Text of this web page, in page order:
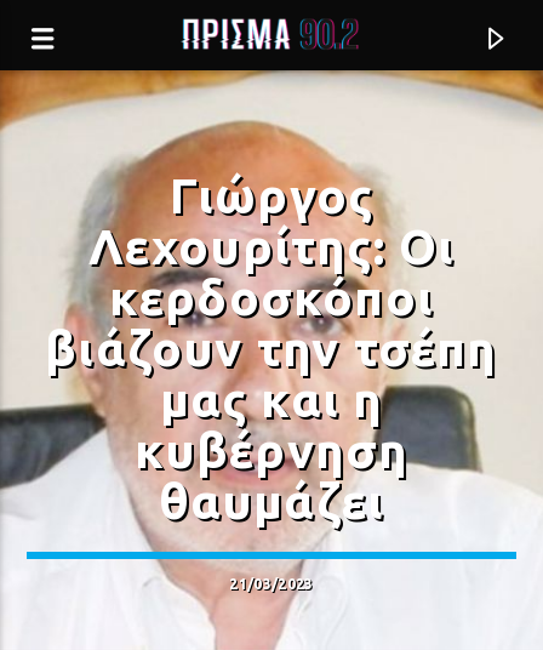
Current track
Σύνδεση με RealFm
Γιώργος
Λεχουρίτης: Οι
κερδοσκόποι
βιάζουν την τσέπη
μας και η
κυβέρνηση
θαυμάζει
21/03/2023